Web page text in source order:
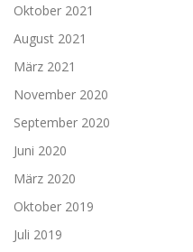
Oktober 2021
August 2021
März 2021
November 2020
September 2020
Juni 2020
März 2020
Oktober 2019
Juli 2019